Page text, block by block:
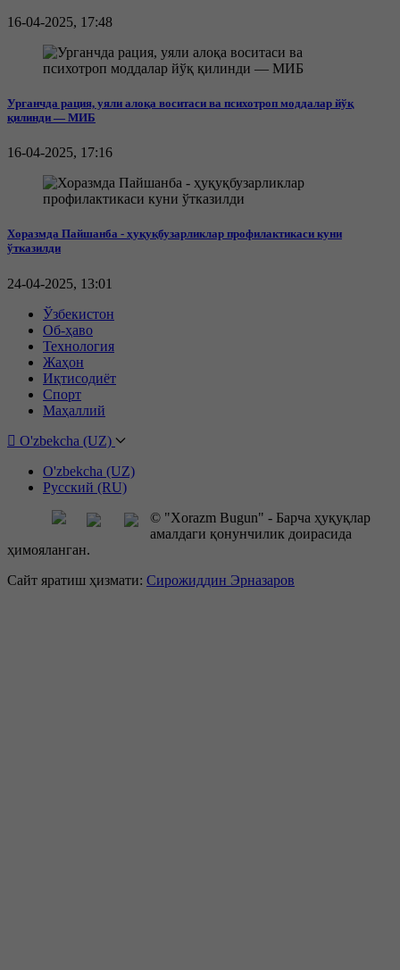
16-04-2025, 17:48
Урганчда рация, уяли алоқа воситаси ва психотроп моддалар йўқ
қилинди — МИБ
16-04-2025, 17:16
Хоразмда Пайшанба - ҳуқуқбузарликлар профилактикаси куни
ўтказилди
24-04-2025, 13:01
Ўзбекистон
Об-ҳаво
Технология
Жаҳон
Иқтисодиёт
Спорт
Маҳаллий
O'zbekcha (UZ)
O'zbekcha (UZ)
Русский (RU)
© "Xorazm Bugun" - Барча ҳуқуқлар
амалдаги қонунчилик доирасида
ҳимояланган.
Сайт яратиш ҳизмати: Сирожиддин Эрназаров